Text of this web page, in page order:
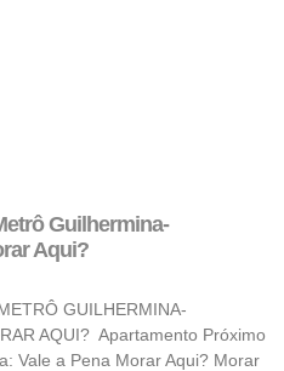
Guilhermina-
Aqui?
GUILHERMINA-
AQUI? Apartamento Próximo
Vale a Pena Morar Aqui? Morar